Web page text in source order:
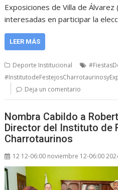
Exposiciones de Villa de Álvarez
interesadas en participar la
LEER MÁS
Deporte Institucional
Deja un comentario
Nombra Cabildo a
Director del Instituto de
Charrotaurinos
12 12-06:00 noviembre 12-06:00